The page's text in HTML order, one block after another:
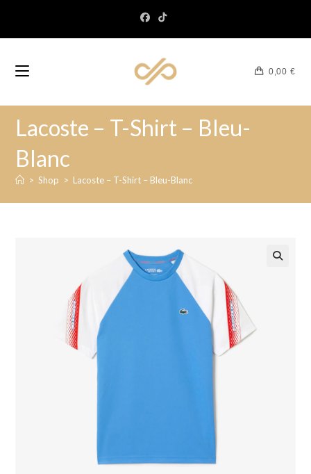
0,00 €
Lacoste – T-Shirt – Bleu-
Blanc
> Shop > Lacoste – T-Shirt – Bleu-Blanc